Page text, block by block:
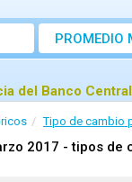
PROMEDIO
del Banco
Tipo de cambio
2017 - tipos